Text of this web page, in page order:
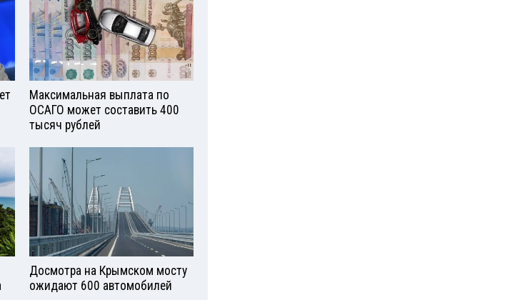
Максимальная выплата по
ОСАГО может составить 400
тысяч рублей
Досмотра на Крымском мосту
ожидают 600 автомобилей